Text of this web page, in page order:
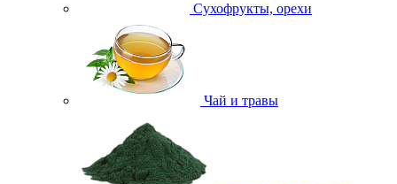
Сухофрукты, орехи
Чай и травы